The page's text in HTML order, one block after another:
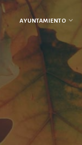
AYUNTAMIENTO